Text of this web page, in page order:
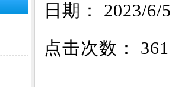
日期： 2023/
点击次数： 361